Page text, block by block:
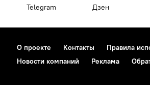
Telegram Дзен
О проекте Контакты Правила
Новости компаний
Реклама